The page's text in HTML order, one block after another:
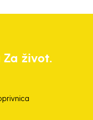
Za život.